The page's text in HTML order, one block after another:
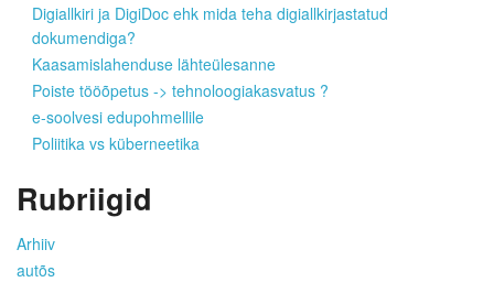
Digiallkiri ja DigiDoc ehk mida teha digiallkirjastatud
dokumendiga?
Kaasamislahenduse lähteülesanne
Poiste tööõpetus -> tehnoloogiakasvatus ?
e-soolvesi edupohmellile
Poliitika vs küberneetika
Rubriigid
Arhiiv
autõs